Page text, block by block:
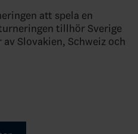
att spela en
tillhör Sverige
Slovakien, Schweiz och